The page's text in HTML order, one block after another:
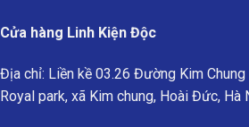
Cửa hàng Linh Kiện Độc
Địa chỉ: Liền kề 03.26 Đường Kim
Royal park, xã Kim chung, Hoài Đức, Hà